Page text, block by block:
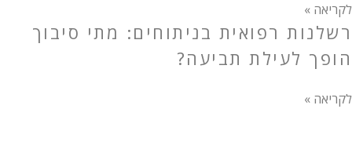
לקריאה »
רשלנות רפואית בניתוחים: מתי סיבוך
הופך לעילת תביעה?
לקריאה »